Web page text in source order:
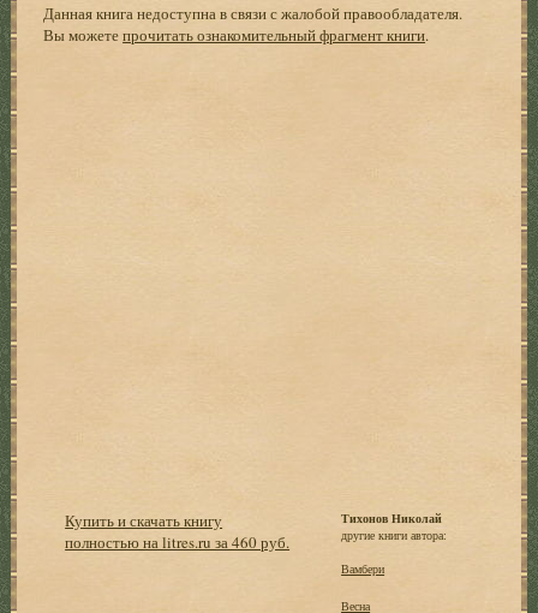
Данная книга недоступна в связи с жалобой правообладателя.
Вы можетепрочитать ознакомительный фрагмент книги.
Купить и скачать книгу
полностью на litres.ru за 460 руб.
Тихонов Николай
другие книги автора:
Вамбери
Весна